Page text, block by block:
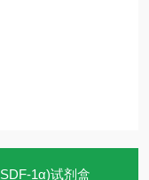
1α)试剂盒